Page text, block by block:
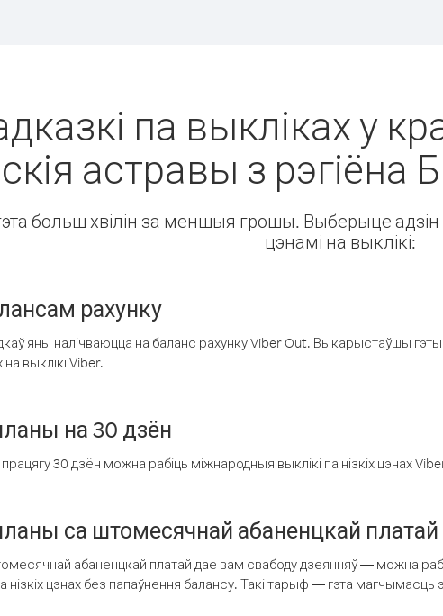
па выкліках у
астравы з рэгіёна
больш хвілін за меншыя грошы. Выберыце адзін
цэнамі на выклікі:
рахунку
яны налічваюцца на баланс рахунку Viber Out. Выкарыстаўшы
на выклікі Viber.
на 30 дзён
30 дзён можна рабіць міжнародныя выклікі па нізкіх цэнах
са штомесячнай абаненцкай платай
абаненцкай платай дае вам свабоду дзеянняў — можна
цэнах без папаўнення балансу. Такі тарыф — гэта магчымасць